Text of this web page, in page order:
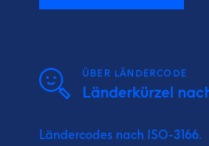
ÜBER LÄNDERCODE
Länderkürzel
Ländercodes nach ISO-3166.